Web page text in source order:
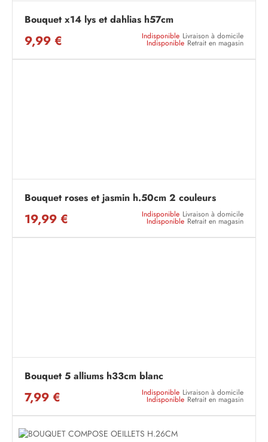
Bouquet x14 lys et dahlias h57cm
9,99 € Indisponible Livraison à domicile
Indisponible Retrait en magasin
Bouquet roses et jasmin h.50cm 2 couleurs
19,99 € Indisponible Livraison à domicile
Indisponible Retrait en magasin
Bouquet 5 alliums h33cm blanc
7,99 € Indisponible Livraison à domicile
Indisponible Retrait en magasin